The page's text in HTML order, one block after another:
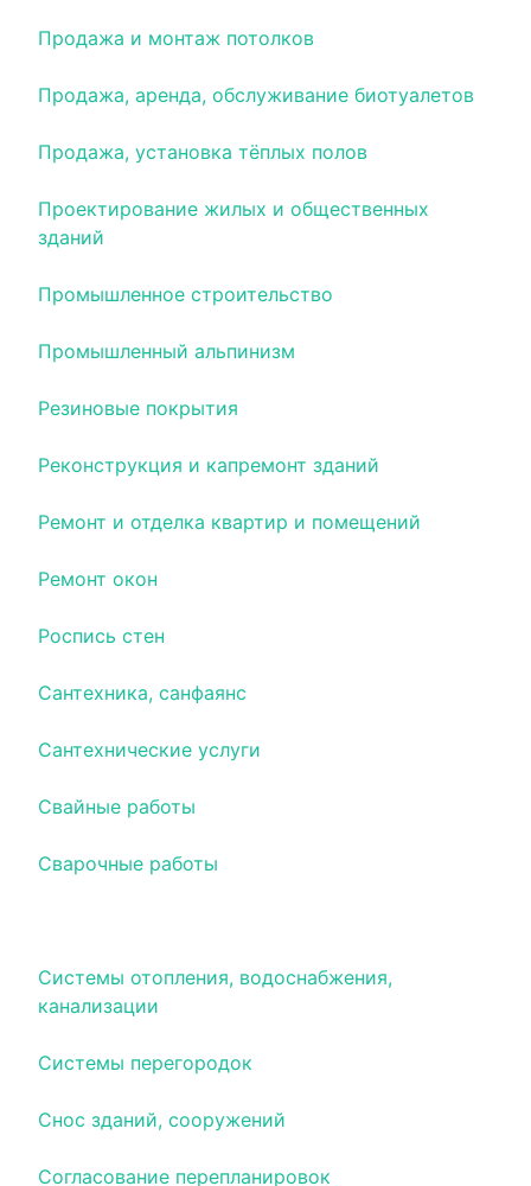
Продажа и монтаж потолков
Продажа, аренда, обслуживание биотуалетов
Продажа, установка тёплых полов
Проектирование жилых и общественных
зданий
Промышленное строительство
Промышленный альпинизм
Резиновые покрытия
Реконструкция и капремонт зданий
Ремонт и отделка квартир и помещений
Ремонт окон
Роспись стен
Сантехника, санфаянс
Сантехнические услуги
Свайные работы
Сварочные работы
Системы отопления, водоснабжения,
канализации
Системы перегородок
Снос зданий, сооружений
Согласование перепланировок